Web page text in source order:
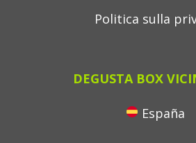
Politica sulla
DEGUSTA BOX
España